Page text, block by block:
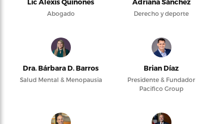
Lic Alexis Quiñones
Abogado
Adriana Sánchez
Derecho y deporte
Dra. Bárbara D. Barros
Salud Mental & Menopausia
Brian Díaz
Presidente & Fundador
Pacifico Group